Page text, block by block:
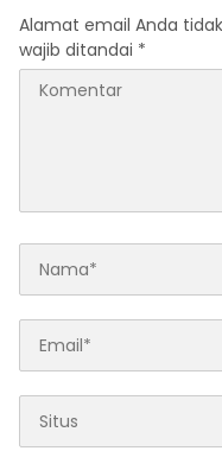
Alamat email Anda
wajib ditandai *